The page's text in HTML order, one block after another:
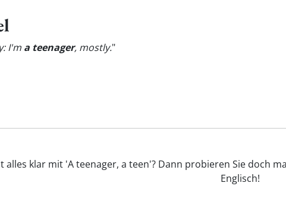
I'm a teenager, mostly."
alles klar mit 'A teenager, a teen'? Dann probieren Sie doch
Englisch!